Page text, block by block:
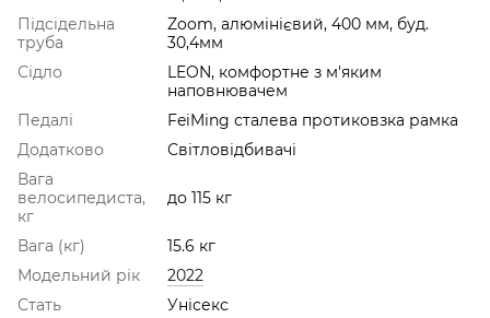
Підсідельна
труба
Zoom, алюмінієвий, 400 мм, буд.
30,4мм
Сідло
LEON, комфортне з м'яким
наповнювачем
Педалі
FeiMing сталева протиковзка рамка
Додатково
Світловідбивачі
Вага
велосипедиста,
кг
до 115 кг
Вага (кг)
15.6 кг
Модельний рік
2022
Стать
Унісекс